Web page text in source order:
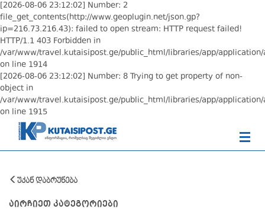
[2026-08-06 23:12:02] Number: 2
file_get_contents(http://www.geoplugin.net/json.gp?
ip=216.73.216.43): failed to open stream: HTTP request failed!
HTTP/1.1 403 Forbidden in
/var/www/travel.kutaisipost.ge/public_html/libraries/app/
on line 1914
[2026-08-06 23:12:02] Number: 8 Trying to get property of non-
object in
/var/www/travel.kutaisipost.ge/public_html/libraries/app/
on line 1915
უკან დაბრუნება
აირჩიეთ კატეგორიები